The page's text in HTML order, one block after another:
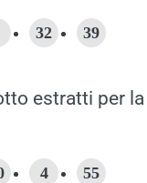
32 39
estratti per
4 55